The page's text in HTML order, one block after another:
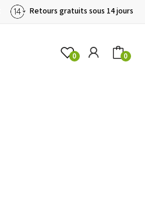
Retours gratuits sous 14 jours
0 0